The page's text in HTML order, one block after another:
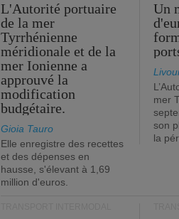
L'Autorité portuaire
de la mer
Tyrrhénienne
méridionale et de la
mer Ionienne a
approuvé la
modification
budgétaire.
Gioia Tauro
Elle enregistre des recettes
et des dépenses en
hausse, s'élevant à 1,69
million d'euros.
Un
mer
son
la